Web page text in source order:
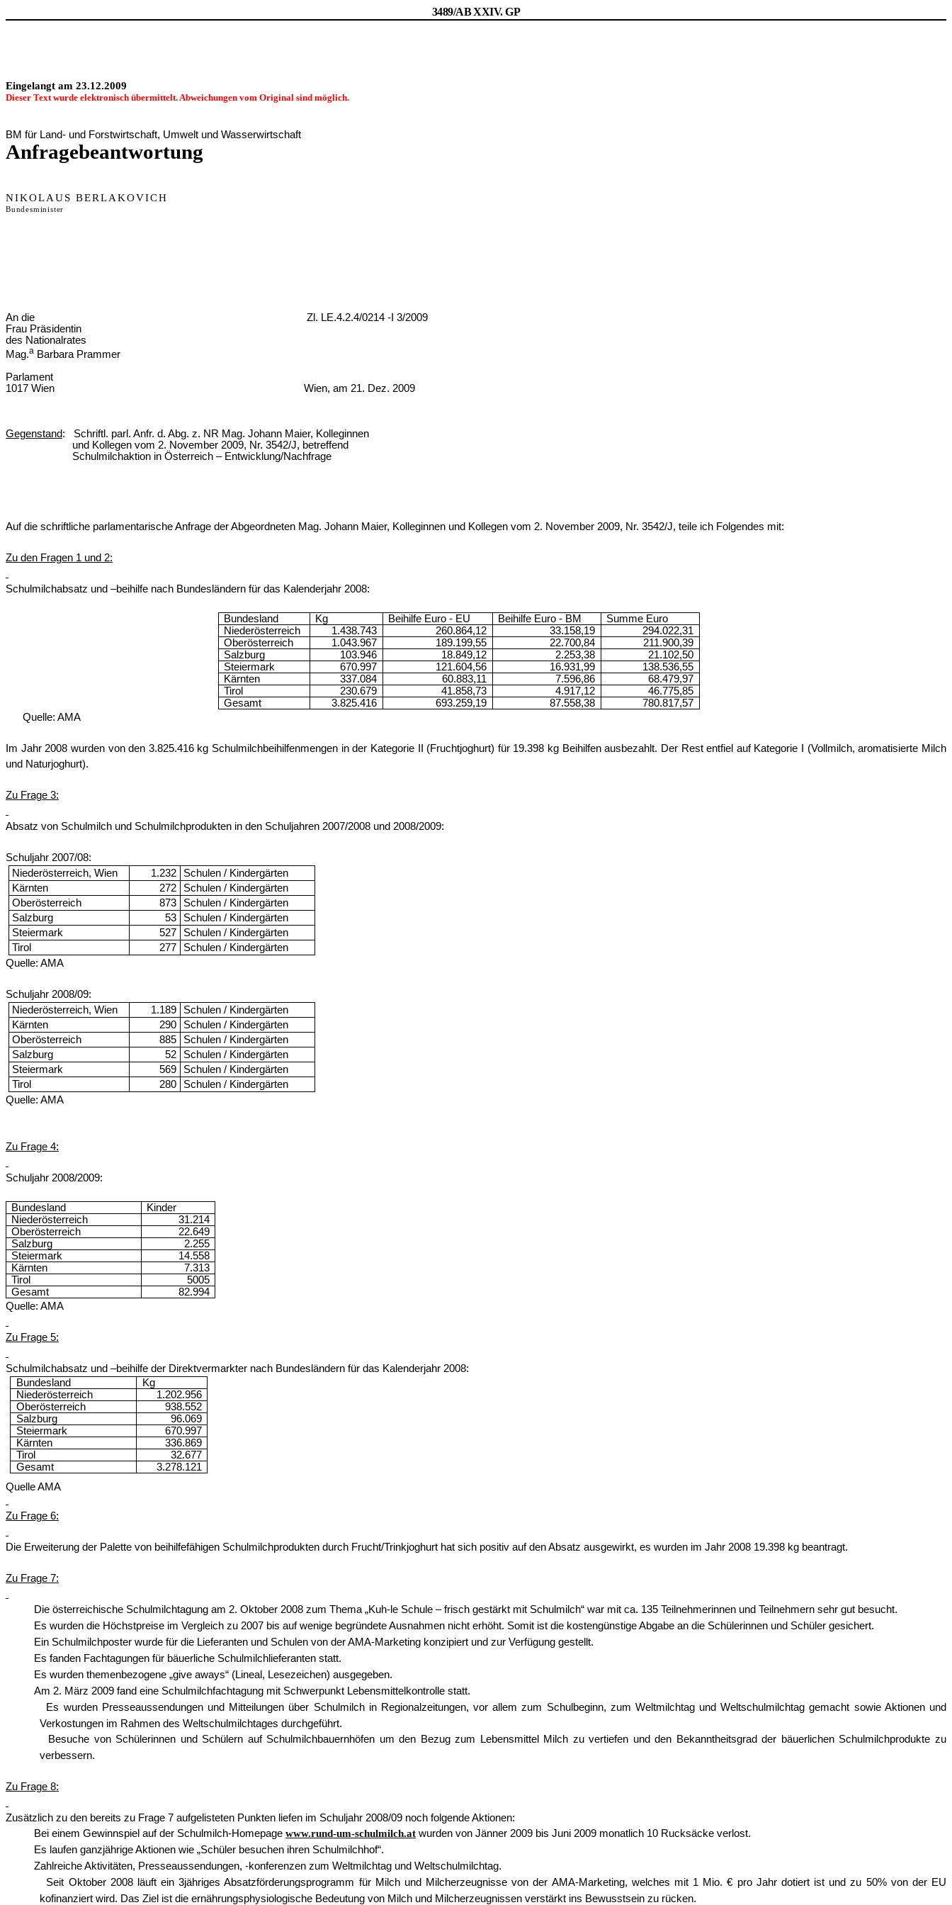
3489/AB XXIV. GP
Eingelangt am 23.12.2009
Dieser Text wurde elektronisch übermittelt. Abweichungen vom Original sind möglich.
BM für Land- und Forstwirtschaft, Umwelt und Wasserwirtschaft
Anfragebeantwortung
NIKOLAUS BERLAKOVICH
Bundesminister
An die Zl. LE.4.2.4/0214 -I 3/2009
Frau Präsidentin
des Nationalrates
Mag.a Barbara Prammer
Parlament
1017 Wien Wien, am 21. Dez. 2009
Gegenstand: Schriftl. parl. Anfr. d. Abg. z. NR Mag. Johann Maier, Kolleginnen
und Kollegen vom 2. November 2009, Nr. 3542/J, betreffend
Schulmilchaktion in Österreich – Entwicklung/Nachfrage
Auf die schriftliche parlamentarische Anfrage der Abgeordneten Mag. Johann Maier, Kolleginnen und Kollegen vom 2. November 2009, Nr. 3542/J, teile ich Folgendes mit:
Zu den Fragen 1 und 2:
Schulmilchabsatz und –beihilfe nach Bundesländern für das Kalenderjahr 2008:
Bundesland Kg Beihilfe Euro - EU Beihilfe Euro - BM
Summe Euro
Niederösterreich
1.438.743 260.864,12 33.158,19
294.022,31
Oberösterreich
1.043.967 189.199,55 22.700,84
211.900,39
Salzburg
103.946 18.849,12 2.253,38
21.102,50
Steiermark
670.997 121.604,56 16.931,99
138.536,55
Kärnten
337.084 60.883,11 7.596,86
68.479,97
Tirol
230.679 41.858,73 4.917,12
46.775,85
Gesamt
3.825.416 693.259,19 87.558,38
780.817,57
Quelle: AMA
Im Jahr 2008 wurden von den 3.825.416 kg Schulmilchbeihilfenmengen in der Kategorie II (Fruchtjoghurt) für 19.398 kg Beihilfen ausbezahlt. Der Rest entfiel auf Kategorie I (Vollmilch, aromatisierte Milch
und Naturjoghurt).
Zu Frage 3:
Absatz von Schulmilch und Schulmilchprodukten in den Schuljahren 2007/2008 und 2008/2009:
Schuljahr 2007/08:
Niederösterreich, Wien
1.232
Schulen / Kindergärten
Kärnten
272
Schulen / Kindergärten
Oberösterreich
873
Schulen / Kindergärten
Salzburg
53
Schulen / Kindergärten
Steiermark
527
Schulen / Kindergärten
Tirol
277
Schulen / Kindergärten
Quelle: AMA
Schuljahr 2008/09:
Niederösterreich, Wien
1.189
Schulen / Kindergärten
Kärnten
290
Schulen / Kindergärten
Oberösterreich
885
Schulen / Kindergärten
Salzburg
52
Schulen / Kindergärten
Steiermark
569
Schulen / Kindergärten
Tirol
280
Schulen / Kindergärten
Quelle: AMA
Zu Frage 4:
Schuljahr 2008/2009:
Bundesland
Kinder
Niederösterreich
31.214
Oberösterreich
22.649
Salzburg
2.255
Steiermark
14.558
Kärnten
7.313
Tirol
5005
Gesamt
82.994
Quelle: AMA
Zu Frage 5:
Schulmilchabsatz und –beihilfe der Direktvermarkter nach Bundesländern für das Kalenderjahr 2008:
Bundesland
Kg
Niederösterreich
1.202.956
Oberösterreich
938.552
Salzburg
96.069
Steiermark
670.997
Kärnten
336.869
Tirol
32.677
Gesamt
3.278.121
Quelle AMA
Zu Frage 6:
Die Erweiterung der Palette von beihilfefähigen Schulmilchprodukten durch Frucht/Trinkjoghurt hat sich positiv auf den Absatz ausgewirkt, es wurden im Jahr 2008 19.398 kg beantragt.
Zu Frage 7:
Die österreichische Schulmilchtagung am 2. Oktober 2008 zum Thema „Kuh-le Schule – frisch gestärkt mit Schulmilch“ war mit ca. 135 Teilnehmerinnen und Teilnehmern sehr gut besucht.
Es wurden die Höchstpreise im Vergleich zu 2007 bis auf wenige begründete Ausnahmen nicht erhöht. Somit ist die kostengünstige Abgabe an die Schülerinnen und Schüler gesichert.
Ein Schulmilchposter wurde für die Lieferanten und Schulen von der AMA-Marketing konzipiert und zur Verfügung gestellt.
Es fanden Fachtagungen für bäuerliche Schulmilchlieferanten statt.
Es wurden themenbezogene „give aways“ (Lineal, Lesezeichen) ausgegeben.
Am 2. März 2009 fand eine Schulmilchfachtagung mit Schwerpunkt Lebensmittel­kontrolle statt.
Es wurden Presseaussendungen und Mitteilungen über Schulmilch in Regional­zeitungen, vor allem zum Schulbeginn, zum Weltmilchtag und Weltschulmilchtag gemacht sowie Aktionen und
Verkostungen im Rahmen des Weltschulmilchtages durchgeführt.
Besuche von Schülerinnen und Schülern auf Schulmilchbauernhöfen um den Bezug zum Lebensmittel Milch zu vertiefen und den Bekanntheitsgrad der bäuerlichen Schulmilchprodukte zu
verbessern.
Zu Frage 8:
Zusätzlich zu den bereits zu Frage 7 aufgelisteten Punkten liefen im Schuljahr 2008/09 noch folgende Aktionen:
Bei einem Gewinnspiel auf der Schulmilch-Homepage www.rund-um-schulmilch.at wurden von Jänner 2009 bis Juni 2009 monatlich 10 Rucksäcke verlost.
Es laufen ganzjährige Aktionen wie „Schüler besuchen ihren Schulmilchhof“.
Zahlreiche Aktivitäten, Presseaussendungen, -konferenzen zum Weltmilchtag und Weltschulmilchtag.
Seit Oktober 2008 läuft ein 3jähriges Absatzförderungsprogramm für Milch und Milcherzeugnisse von der AMA-Marketing, welches mit 1 Mio. € pro Jahr dotiert ist und zu 50% von der EU
kofinanziert wird. Das Ziel ist die ernährungsphysiologische Bedeutung von Milch und Milcherzeugnissen verstärkt ins Bewusstsein zu rücken.